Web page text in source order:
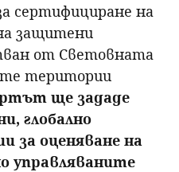
сертифициране на
защитени
от Световната
територии
ще зададе
глобално
за оценяване на
управляваните